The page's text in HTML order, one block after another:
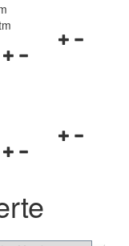
Navigationsmenü
Navigationsmenü
schließen